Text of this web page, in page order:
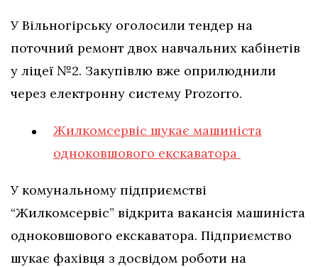
У Вільногірську оголосили тендер на
поточний ремонт двох навчальних кабінетів
у ліцеї №2. Закупівлю вже оприлюднили
через електронну систему Prozorro.
Жилкомсервіс шукає машиніста
одноковшового екскаватора
У комунальному підприємстві
“Жилкомсервіс” відкрита вакансія машиніста
одноковшового екскаватора. Підприємство
шукає фахівця з досвідом роботи на